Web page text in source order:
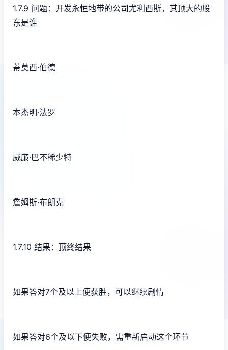
1.7.9 问题：开发永恒地带的公司尤利西斯，其顶大的股
东是谁
蒂莫西·伯德
本杰明·法罗
威廉·巴不稀少特
詹姆斯·布朗克
1.7.10 结果：顶终结果
如果答对7个及以上便获胜，可以继续剧情
如果答对6个及以下便失败，需重新启动这个环节